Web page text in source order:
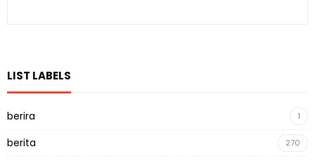
LIST LABELS
berira 1
berita 270